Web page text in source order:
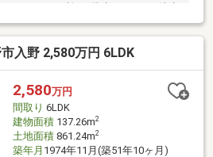
入野 2,580万円 6LDK
2,580万円
間取り 6LDK
建物面積137.26m2
土地面積861.24m2
築年月 1974年11月(築51年10ヶ月)